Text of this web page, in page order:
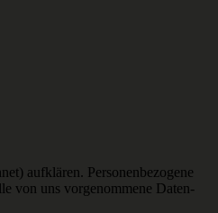
aufklären. Personenbezogene
von uns vorgenommene Daten-